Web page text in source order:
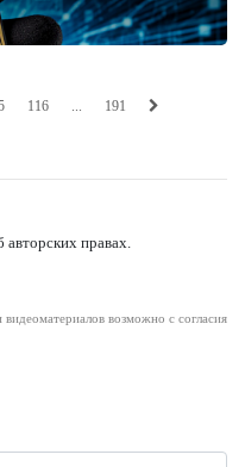
116 ... 191
правах.
возможно с согласия